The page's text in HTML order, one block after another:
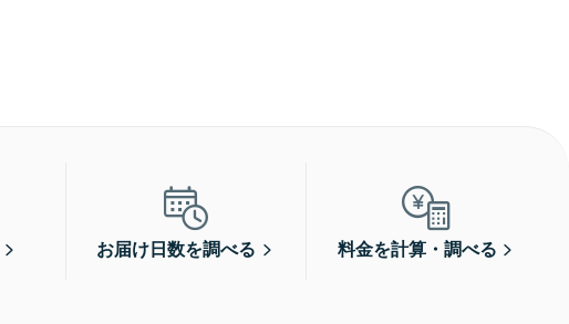
お届け日数を調べる 料金を計算・調べる